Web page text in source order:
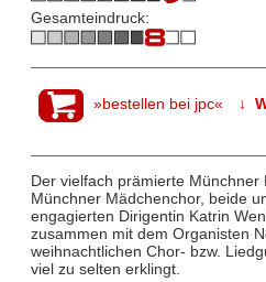
Gesamteindruck:
»bestellen bei jpc« ↓
Der vielfach prämierte
Münchner Mädchenchor, beide
engagierten Dirigentin Katrin
zusammen mit dem Organisten
weihnachtlichen Chor- bzw.
viel zu selten erklingt.